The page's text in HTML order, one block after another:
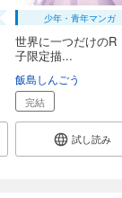
少年・青年マンガ
世界に一つだけのR
子限定描...
飯島しんごう
完結
試し読み